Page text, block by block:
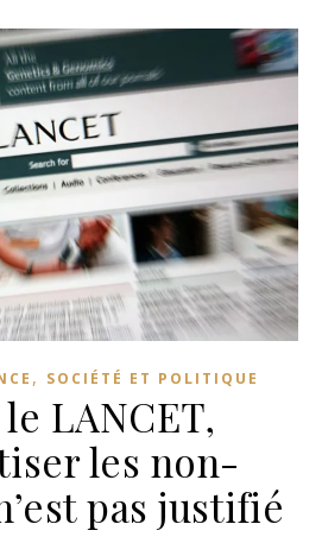
, SOCIÉTÉ ET POLITIQUE
LANCET,
les non-
pas justifié